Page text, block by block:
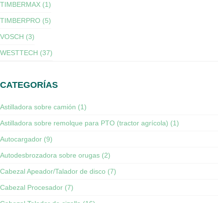
TIMBERMAX (1)
TIMBERPRO (5)
VOSCH (3)
WESTTECH (37)
CATEGORÍAS
Astilladora sobre camión (1)
Astilladora sobre remolque para PTO (tractor agrícola) (1)
Autocargador (9)
Autodesbrozadora sobre orugas (2)
Cabezal Apeador/Talador de disco (7)
Cabezal Procesador (7)